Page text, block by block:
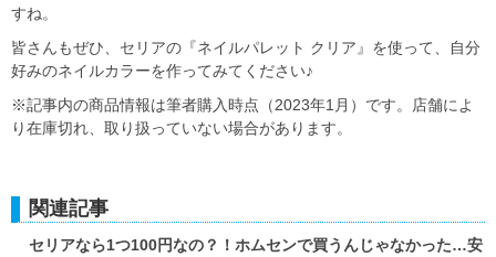
すね。
皆さんもぜひ、セリアの『ネイルパレット クリア』を使って、自分
好みのネイルカラーを作ってみてください♪
※記事内の商品情報は筆者購入時点（2023年1月）です。店舗によ
り在庫切れ、取り扱っていない場合があります。
関連記事
セリアなら1つ100円なの？！ホムセンで買うんじゃなかった…安